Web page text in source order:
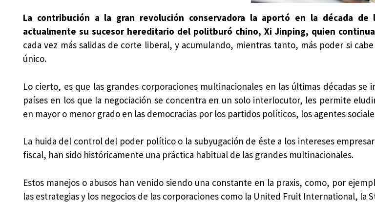
La contribución a la gran revolución conservadora la aportó en la década de
actualmente su sucesor hereditario del politburó chino, Xi Jinping, quien
cada vez más salidas de corte liberal, y acumulando, mientras tanto, más poder si
único.
Lo cierto, es que las grandes corporaciones multinacionales en las últimas décadas se
países en los que la negociación se concentra en un solo interlocutor, les permite
en mayor o menor grado en las democracias por los partidos políticos, los agentes
La huida del control del poder político o la subyugación de éste a los intereses
fiscal, han sido históricamente una práctica habitual de las grandes multinacionales.
Estos manejos o abusos han venido siendo una constante en la praxis, como, por
las estrategias y los negocios de las corporaciones como la United Fruit International, la